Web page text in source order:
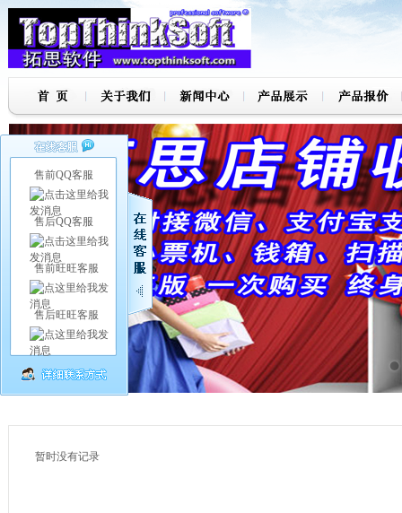
暂时没有记录
售前QQ客服
售后QQ客服
售前旺旺客服
售后旺旺客服